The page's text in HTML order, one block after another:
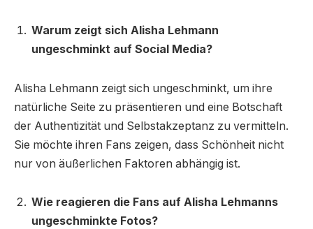
Warum zeigt sich Alisha Lehmann
ungeschminkt auf Social Media?
Alisha Lehmann zeigt sich ungeschminkt, um ihre
natürliche Seite zu präsentieren und eine Botschaft
der Authentizität und Selbstakzeptanz zu vermitteln.
Sie möchte ihren Fans zeigen, dass Schönheit nicht
nur von äußerlichen Faktoren abhängig ist.
Wie reagieren die Fans auf Alisha Lehmanns
ungeschminkte Fotos?